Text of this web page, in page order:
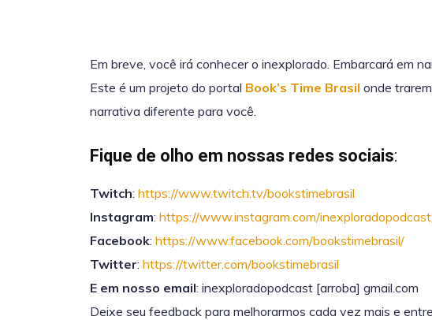
Em breve, você irá conhecer o inexplorado. Embarcará em
Este é um projeto do portal Book’s Time Brasil onde
narrativa diferente para você.
Fique de olho em nossas redes sociais:
Twitch: https://www.twitch.tv/bookstimebrasil
Instagram: https://www.instagram.com/
Facebook: https://www.facebook.com/bookstimebrasil/
Twitter: https://twitter.com/bookstimebrasil
E em nosso email: inexploradopodcast [arroba] gmail.com
Deixe seu feedback para melhorarmos cada vez mais e